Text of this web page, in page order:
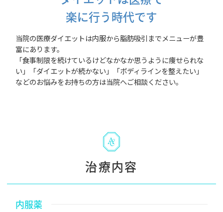
楽に行う時代です
当院の医療ダイエットは内服から脂肪吸引までメニューが豊
富にあります。
「食事制限を続けているけどなかなか思うように痩せられな
い」「ダイエットが続かない」「ボディラインを整えたい」
などのお悩みをお持ちの方は当院へご相談ください。
治療内容
内服薬